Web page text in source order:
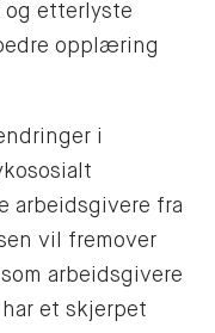
og etterlyste
opplæring
i
arbeidsgivere fra
vil fremover
arbeidsgivere
et skjerpet